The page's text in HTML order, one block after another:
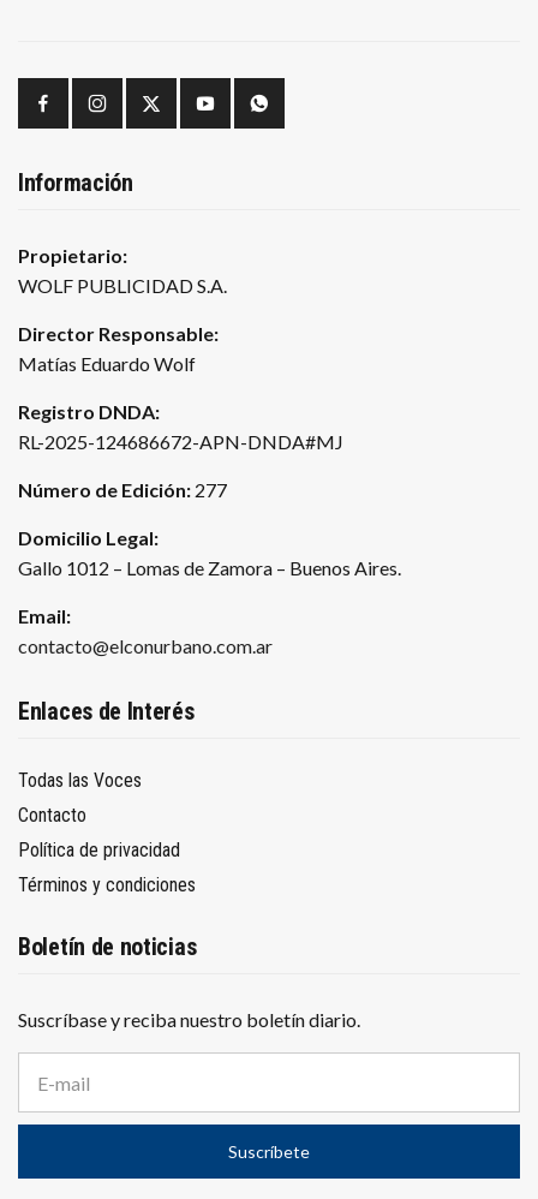
Información
Propietario:
WOLF PUBLICIDAD S.A.
Director Responsable:
Matías Eduardo Wolf
Registro DNDA:
RL-2025-124686672-APN-DNDA#MJ
Número de Edición: 277
Domicilio Legal:
Gallo 1012 – Lomas de Zamora – Buenos Aires.
Email:
contacto@elconurbano.com.ar
Enlaces de Interés
Todas las Voces
Contacto
Política de privacidad
Términos y condiciones
Boletín de noticias
Suscríbase y reciba nuestro boletín diario.
r
e
c
Suscríbete